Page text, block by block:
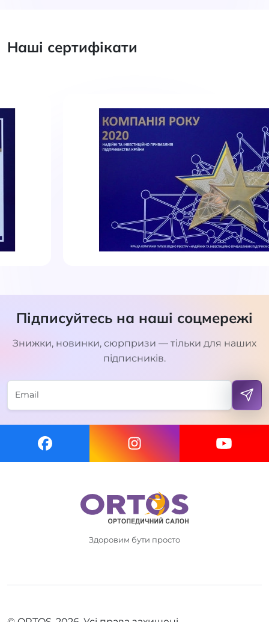
Наші сертифікати
Підписуйтесь на наші соцмережі
Знижки, новинки, сюрпризи — тільки для наших
підписників.
Здоровим бути просто